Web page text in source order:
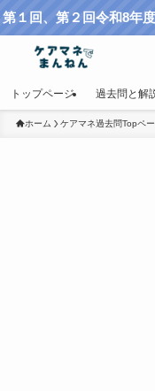
第１回、第２回令和8年
トップページ 過去問と解
ホーム ケアマネ過去問Topペ